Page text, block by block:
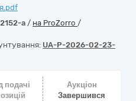
a / на ProZorro /
UA-P-2026-02-23-
подачі
Аукціон
Завершився